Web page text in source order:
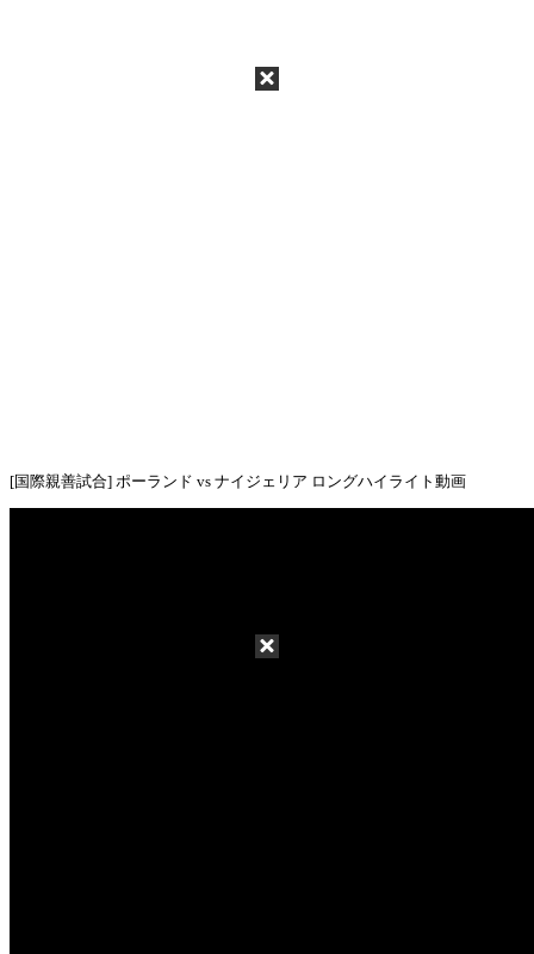
[国際親善試合] ポーランド vs ナイジェリア ロングハイライト動画